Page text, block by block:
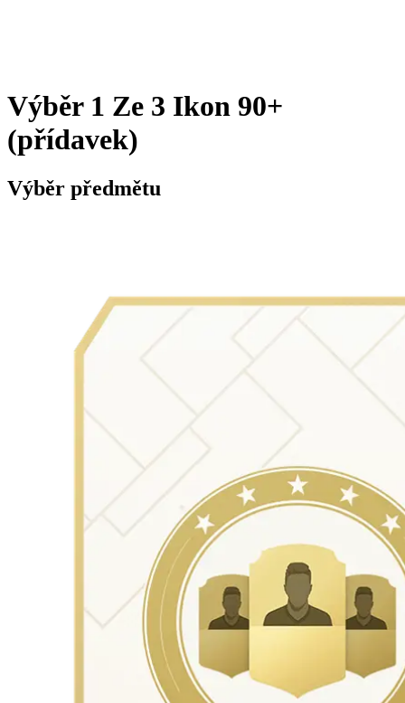
Výběr 1 Ze 3 Ikon 90+
(přídavek)
Výběr předmětu